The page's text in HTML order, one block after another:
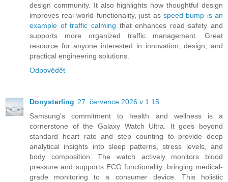
design community. It also highlights how thoughtful design
improves real-world functionality, just as speed bump is an
example of traffic calming that enhances road safety and
supports more organized traffic management. Great
resource for anyone interested in innovation, design, and
practical engineering solutions.
Odpovědět
Donysterling 27. července 2026 v 1:15
Samsung's commitment to health and wellness is a
cornerstone of the Galaxy Watch Ultra. It goes beyond
standard heart rate and step counting to provide deep
analytical insights into sleep patterns, stress levels, and
body composition. The watch actively monitors blood
pressure and supports ECG functionality, bringing medical-
grade monitoring to a consumer device. This holistic